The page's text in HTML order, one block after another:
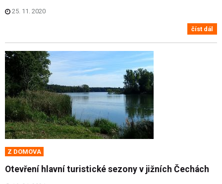
25. 11. 2020
číst dál
Z DOMOVA
Otevření hlavní turistické sezony v jižních Čechách